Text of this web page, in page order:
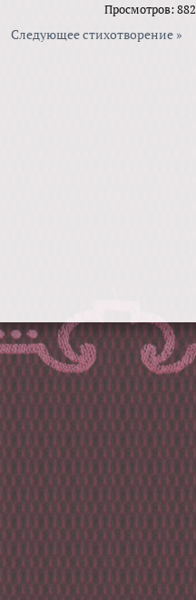
Просмотров: 882
Следующее стихотворение »